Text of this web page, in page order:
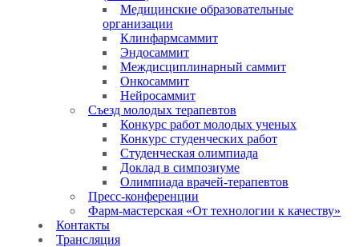
Медицинские образовательные
организации
Клинфармсаммит
Эндосаммит
Междисциплинарный саммит
Онкосаммит
Нейросаммит
Съезд молодых терапевтов
Конкурс работ молодых ученых
Конкурс студенческих работ
Студенческая олимпиада
Доклад в симпозиуме
Олимпиада врачей-терапевтов
Пресс-конференции
Фарм-мастерская «От технологии к качеству»
Контакты
Трансляция